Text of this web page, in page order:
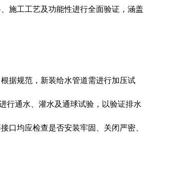
施工工艺及功能性进行全面验证，涵盖
据规范，新装给水管道需进行加压试
行通水、灌水及通球试验，以验证排水
口均应检查是否安装牢固、关闭严密、